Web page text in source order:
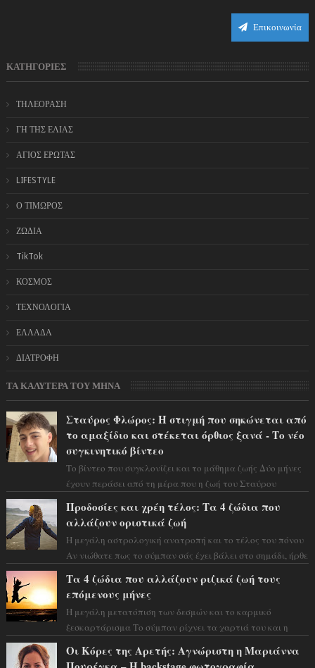
Επικοινωνία
ΚΑΤΗΓΟΡΙΕΣ
ΤΗΛΕΟΡΑΣΗ
ΓΗ ΤΗΣ ΕΛΙΑΣ
ΑΓΙΟΣ ΕΡΩΤΑΣ
LIFESTYLE
Ο ΤΙΜΩΡΟΣ
ΖΩΔΙΑ
TikTok
ΚΟΣΜΟΣ
ΤΕΧΝΟΛΟΓΙΑ
ΕΛΛΑΔΑ
ΔΙΑΤΡΟΦΗ
ΤΑ ΚΑΛΥΤΕΡΑ ΤΟΥ ΜΗΝΑ
Σταύρος Φλώρος: Η στιγμή που σηκώνεται από
το αμαξίδιο και στέκεται όρθιος ξανά - Το νέο
συγκινητικό βίντεο
Το βίντεο που συγκλονίζει και το μάθημα ζωής Δύο μήνες
έχουν περάσει από τη μέρα που η ζωή του Σταύρου
Προδοσίες και χρέη τέλος: Τα 4 ζώδια που
αλλάζουν οριστικά ζωή
Η μεγάλη αστρολογική ανατροπή και το τέλος του πόνου
Αν νιώθατε πως το σύμπαν σάς έχει βάλει στο σημάδι, ήρθε
Τα 4 ζώδια που αλλάζουν ριζικά ζωή τους
επόμενους μήνες
Η μεγάλη μετατόπιση των δεσμών και το καρμικό
ξεσκαρτάρισμα Το σύμπαν ρίχνει τα χαρτιά του και η
Οι Κόρες της Αρετής: Αγνώριστη η Μαριάννα